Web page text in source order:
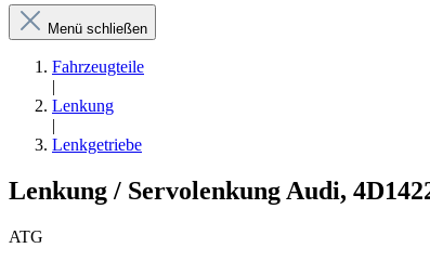
Menü schließen
Fahrzeugteile
|
Lenkung
|
Lenkgetriebe
Lenkung / Servolenkung Audi,
ATG